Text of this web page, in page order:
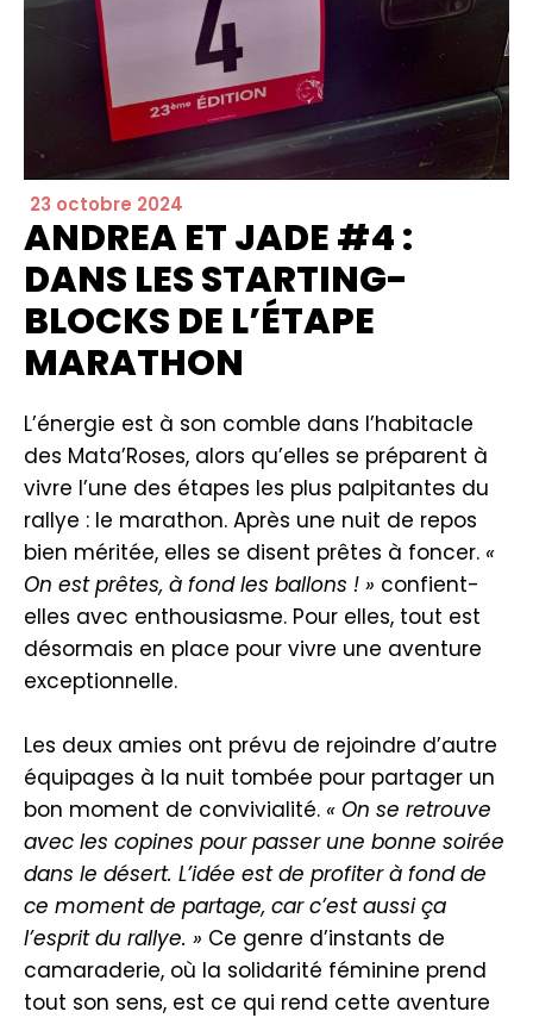
23 octobre 2024
ANDREA ET JADE #4 :
DANS LES STARTING-
BLOCKS DE L’ÉTAPE
MARATHON
L’énergie est à son comble dans l’habitacle
des Mata’Roses, alors qu’elles se préparent à
vivre l’une des étapes les plus palpitantes du
rallye : le marathon. Après une nuit de repos
bien méritée, elles se disent prêtes à foncer. «
On est prêtes, à fond les ballons ! » confient-
elles avec enthousiasme. Pour elles, tout est
désormais en place pour vivre une aventure
exceptionnelle.
Les deux amies ont prévu de rejoindre d’autre
équipages à la nuit tombée pour partager un
bon moment de convivialité. « On se retrouve
avec les copines pour passer une bonne soirée
dans le désert. L’idée est de profiter à fond de
ce moment de partage, car c’est aussi ça
l’esprit du rallye. » Ce genre d’instants de
camaraderie, où la solidarité féminine prend
tout son sens, est ce qui rend cette aventure